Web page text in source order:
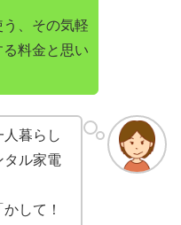
、その気軽
料金と思い
暮らし
タル家電
して！